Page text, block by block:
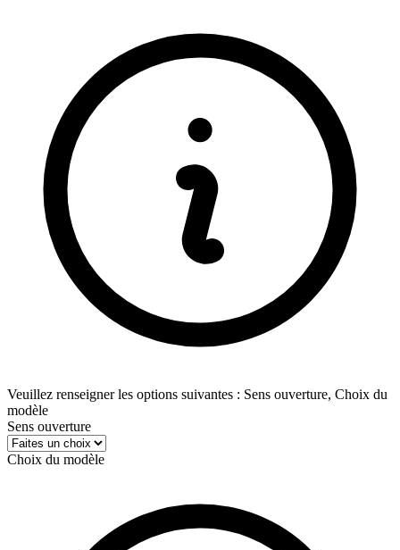
Veuillez renseigner les options suivantes : Sens ouverture, Choix du
modèle
Sens ouverture
Choix du modèle